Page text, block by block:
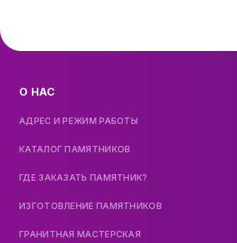
О НАС
АДРЕС И РЕЖИМ РАБОТЫ
КАТАЛОГ ПАМЯТНИКОВ
ГДЕ ЗАКАЗАТЬ ПАМЯТНИК?
ИЗГОТОВЛЕНИЕ ПАМЯТНИКОВ
ГРАНИТНАЯ МАСТЕРСКАЯ